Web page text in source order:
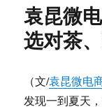
袁昆微
选对茶
（文/袁昆微电
发现一到夏天